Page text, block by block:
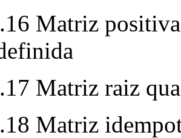
Matriz
Matriz raiz
Matriz